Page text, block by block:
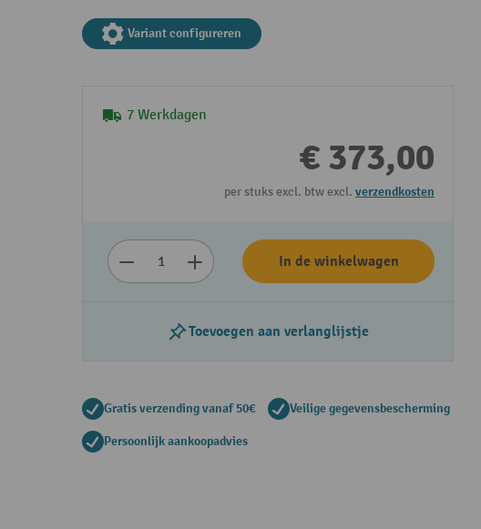
Variant configureren
7 Werkdagen
€ 373,00
per stuks excl. btw excl. verzendkosten
In de winkelwagen
Toevoegen aan verlanglijstje
Gratis verzending vanaf 50€ Veilige gegevensbescherming
Persoonlijk aankoopadvies